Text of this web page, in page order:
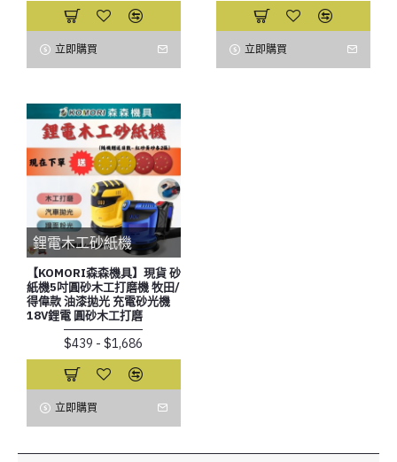
立即購買 立即購買
鋰電木工砂紙機
【KOMORI森森機具】現貨 砂
紙機5吋圓砂木工打磨機 牧田/
得偉款 油漆拋光 充電砂光機
18V鋰電 圓砂木工打磨
$439 - $1,686
立即購買